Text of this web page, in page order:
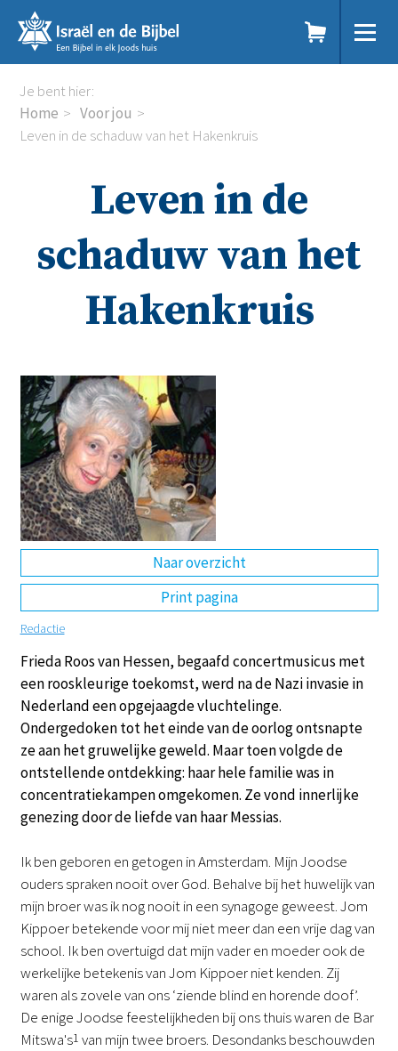
links
naar
de
inhoud
Je bent hier:
Home
Voor jou
Leven in de schaduw van het Hakenkruis
Leven in de
schaduw van het
Hakenkruis
Naar overzicht
Print pagina
Redactie
Frieda Roos van Hessen, begaafd concertmusicus met
een rooskleurige toekomst, werd na de Nazi invasie in
Nederland een opgejaagde vluchtelinge.
Ondergedoken tot het einde van de oorlog ontsnapte
ze aan het gruwelijke geweld. Maar toen volgde de
ontstellende ontdekking: haar hele familie was in
concentratiekampen omgekomen. Ze vond innerlijke
genezing door de liefde van haar Messias.
Ik ben geboren en getogen in Amsterdam. Mijn Joodse
ouders spraken nooit over God. Behalve bij het huwelijk van
mijn broer was ik nog nooit in een synagoge geweest. Jom
Kippoer betekende voor mij niet meer dan een vrije dag van
school. Ik ben overtuigd dat mijn vader en moeder ook de
werkelijke betekenis van Jom Kippoer niet kenden. Zij
waren als zovele van ons ‘ziende blind en horende doof’.
De enige Joodse feestelijkheden bij ons thuis waren de Bar
Mitswa's1 van mijn twee broers. Desondanks beschouwden
Doe mee
Podcast
Magazine
Digitale nieuwsbrief
Agenda
Jongerenwerk
Het Studiehuis (cursus)
Over ons
DE EN